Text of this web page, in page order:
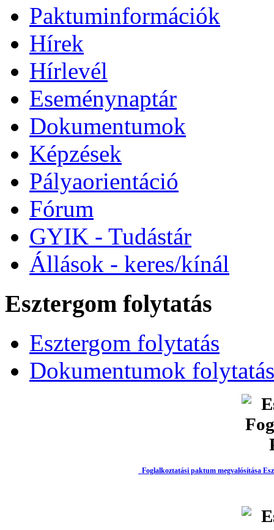
Paktuminformációk
Hírek
Hírlevél
Eseménynaptár
Dokumentumok
Képzések
Pályaorientáció
Fórum
GYIK - Tudástár
Állások - keres/kínál
Esztergom folytatás
Esztergom folytatás
Dokumentumok folytatás
Foglalkoztatási paktum megvalósítása